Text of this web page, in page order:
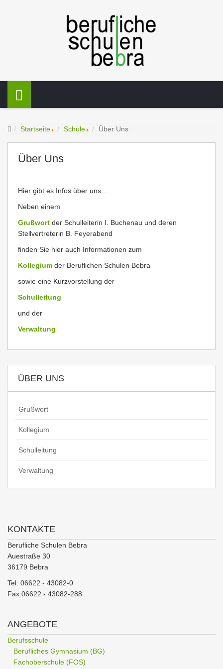
Startseite Schule Über Uns
Über Uns
Hier gibt es Infos über uns...
Neben einem
Grußwort der Schulleiterin I. Buchenau und deren
Stellvertreterin B. Feyerabend
finden Sie hier auch Informationen zum
Kollegium der Beruflichen Schulen Bebra
sowie eine Kurzvorstellung der
Schulleitung
und der
Verwaltung
ÜBER UNS
Grußwort
Kollegium
Schulleitung
Verwaltung
KONTAKTE
Berufliche Schulen Bebra
Auestraße 30
36179 Bebra
Tel: 06622 - 43082-0
Fax:06622 - 43082-288
ANGEBOTE
Berufsschule
Berufliches Gymnasium (BG)
Fachoberschule (FOS)